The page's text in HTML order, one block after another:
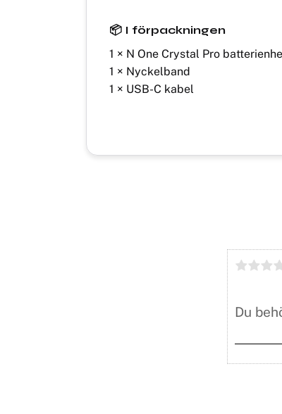
📦 I förpackningen
1 × N One Crystal Pro
1 × Nyckelband
1 × USB-C kabel